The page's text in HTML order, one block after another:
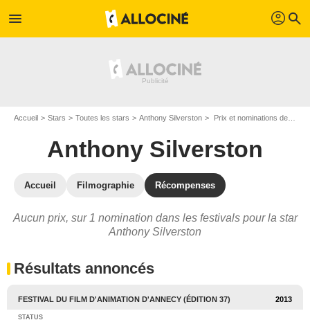
menu profil search
Accueil Stars Toutes les stars Anthony Silverston Prix et nominations de Anthony Silverston
Anthony Silverston
Accueil Filmographie Récompenses
Aucun prix, sur 1 nomination dans les festivals pour la star
Anthony Silverston
Résultats annoncés
FESTIVAL DU FILM D'ANIMATION D'ANNECY (ÉDITION 37) 2013